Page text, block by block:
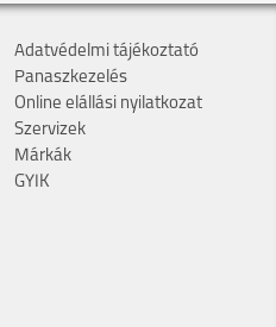
Adatvédelmi tájékoztató
Panaszkezelés
Online elállási nyilatkozat
Szervizek
Márkák
GYIK